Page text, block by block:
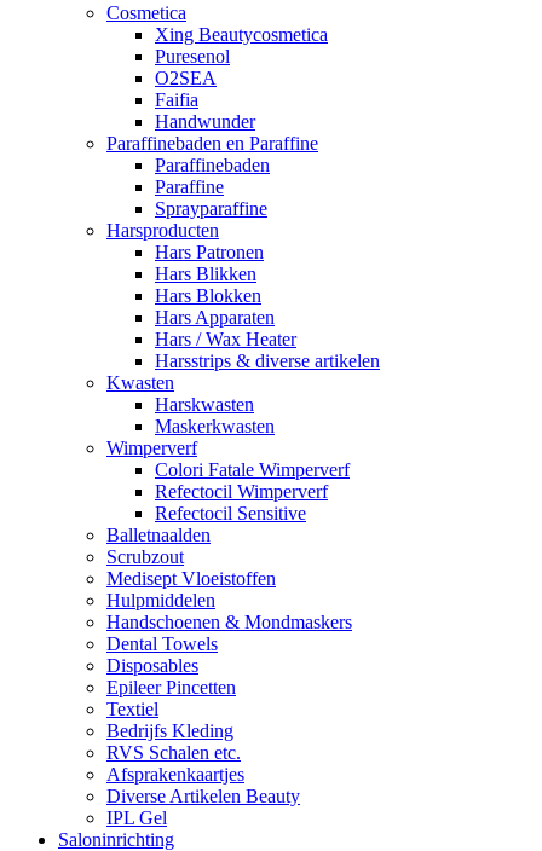
Cosmetica
Xing Beautycosmetica
Puresenol
O2SEA
Faifia
Handwunder
Paraffinebaden en Paraffine
Paraffinebaden
Paraffine
Sprayparaffine
Harsproducten
Hars Patronen
Hars Blikken
Hars Blokken
Hars Apparaten
Hars / Wax Heater
Harsstrips & diverse artikelen
Kwasten
Harskwasten
Maskerkwasten
Wimperverf
Colori Fatale Wimperverf
Refectocil Wimperverf
Refectocil Sensitive
Balletnaalden
Scrubzout
Medisept Vloeistoffen
Hulpmiddelen
Handschoenen & Mondmaskers
Dental Towels
Disposables
Epileer Pincetten
Textiel
Bedrijfs Kleding
RVS Schalen etc.
Afsprakenkaartjes
Diverse Artikelen Beauty
IPL Gel
Saloninrichting